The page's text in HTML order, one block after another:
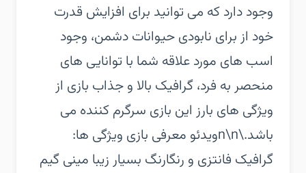
وجود دارد که می توانید برای افزایش قدرت
خود از برای نابودی حیوانات دشمن، وجود
اسب های مورد علاقه شما با توانایی های
منحصر به فرد، گرافیک بالا و جذاب بازی از
ویژگی های بارز این بازی سرگرم کننده می
باشد.\n\nویدئو معرفی بازی‏ ویژگی ها:‏
گرافیک فانتزی و رنگارنگ بسیار زیبا‏ مینی گیم